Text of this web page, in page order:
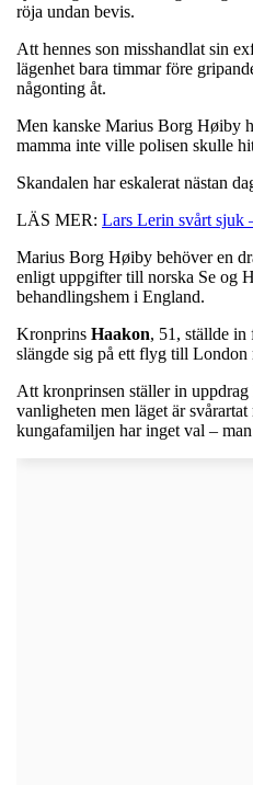
röja undan bevis.
Att hennes son misshandlat sin
lägenhet bara timmar före
någonting åt.
Men kanske Marius Borg Høiby
mamma inte ville polisen skulle
Skandalen har eskalerat nästan
LÄS MER: Lars Lerin svårt sjuk
Marius Borg Høiby behöver en
enligt uppgifter till norska Se og
behandlingshem i England.
Kronprins Haakon, 51, ställde in
slängde sig på ett flyg till London
Att kronprinsen ställer in
vanligheten men läget är
kungafamiljen har inget val –